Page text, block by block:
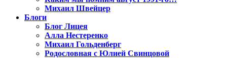
Михаил Швейцер
Блоги
Блог Лицея
Алла Нестеренко
Михаил Гольденберг
Родословная с Юлией Свинцовой